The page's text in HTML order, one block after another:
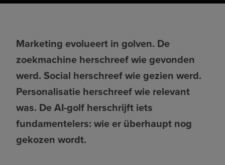
Marketing evolueert in golven. De
zoekmachine herschreef wie gevonden
werd. Social herschreef wie gezien werd.
Personalisatie herschreef wie relevant
was. De AI-golf herschrijft iets
fundamentelers: wie er überhaupt nog
gekozen wordt.